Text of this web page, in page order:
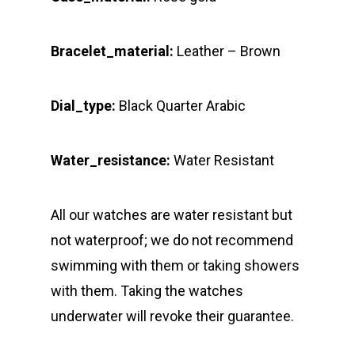
Bracelet_material: Leather – Brown
Dial_type: Black Quarter Arabic
Water_resistance: Water Resistant
All our watches are water resistant but
not waterproof; we do not recommend
swimming with them or taking showers
with them. Taking the watches
underwater will revoke their guarantee.